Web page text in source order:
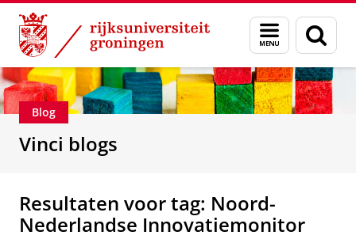
Skip
Content
Skip
Navigation
Menu
en
zoeken
Department of Innovation Management &
Blog
Vinci blogs
Resultaten voor tag: Noord-
Nederlandse Innovatiemonitor